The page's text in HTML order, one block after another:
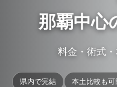
那覇中心
料金・術式
県内で完結 本土比較も可